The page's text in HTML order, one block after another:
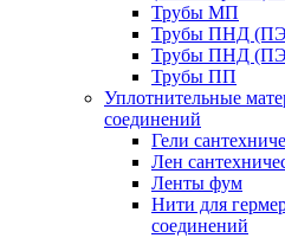
Трубы МП
Трубы ПНД
Трубы ПНД
Трубы ПП
Уплотнительные
соединений
Гели
Лен
Ленты фум
Нити для
соединений